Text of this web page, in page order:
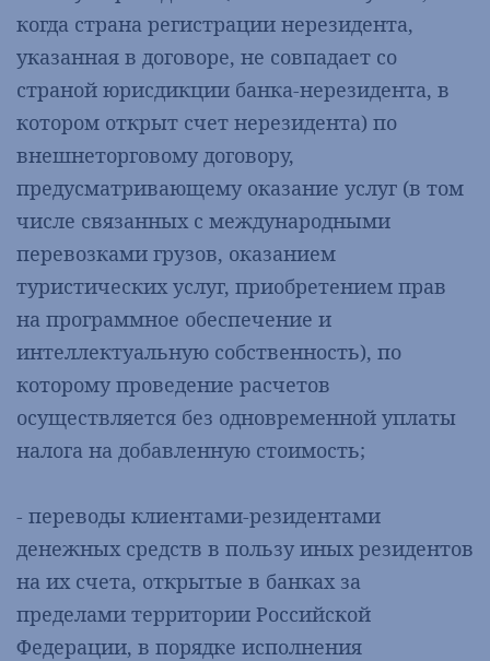
когда страна регистрации нерезидента,
указанная в договоре, не совпадает со
страной юрисдикции банка-нерезидента, в
котором открыт счет нерезидента) по
внешнеторговому договору,
предусматривающему оказание услуг (в том
числе связанных с международными
перевозками грузов, оказанием
туристических услуг, приобретением прав
на программное обеспечение и
интеллектуальную собственность), по
которому проведение расчетов
осуществляется без одновременной уплаты
налога на добавленную стоимость;
- переводы клиентами-резидентами
денежных средств в пользу иных резидентов
на их счета, открытые в банках за
пределами территории Российской
Федерации, в порядке исполнения